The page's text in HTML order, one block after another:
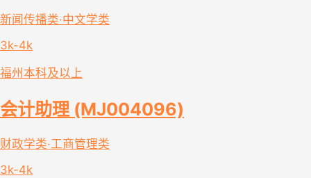
新闻传播类·中文学类
3k-4k
福州 本科及以上
会计助理 (MJ004096)
财政学类·工商管理类
3k-4k